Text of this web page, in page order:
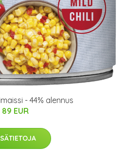
- 44% alennus
89 EUR